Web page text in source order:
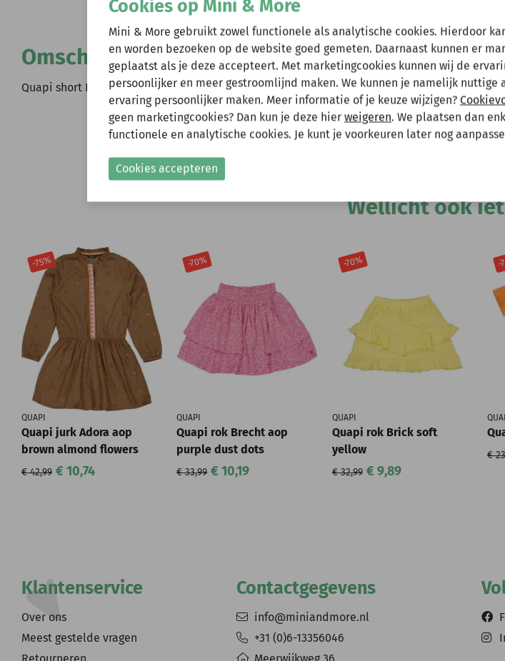
Omschrijving
Quapi short Britt ivory white
Wellicht ook
-75%
QUAPI
Quapi jurk Adora aop
brown almond flowers
€ 42,99 € 10,74
-70%
QUAPI
Quapi rok Brecht aop
purple dust dots
€ 33,99 € 10,19
-70%
QUAPI
Quapi rok Brick soft
yellow
€ 32,99 € 9,89
-
€
Klantenservice
Over ons
Meest gestelde vragen
Contactgegevens
info@miniandmore.nl
+31 (0)6-13356046
Wij zijn er even tussenuit!
Natuurlijk kun je wel gewoon een bestelling plaatsen
verzonden.
Gelieve hier rekening mee te houden bij het plaatsen
Shop nu!
Cookies op Mini & More
Mini & More gebruikt zowel functionele als analytische cookies. Hierdoor
en worden bezoeken op de website goed gemeten. Daarnaast kunnen er
geplaatst als je deze accepteert. Met marketingcookies kunnen wij de
persoonlijker en meer gestroomlijnd maken. We kunnen je namelijk nuttige
ervaring persoonlijker maken. Meer informatie of je keuze wijzigen?
geen marketingcookies? Dan kun je deze hier weigeren. We plaatsen dan
functionele en analytische cookies. Je kunt je voorkeuren later nog
Cookies accepteren